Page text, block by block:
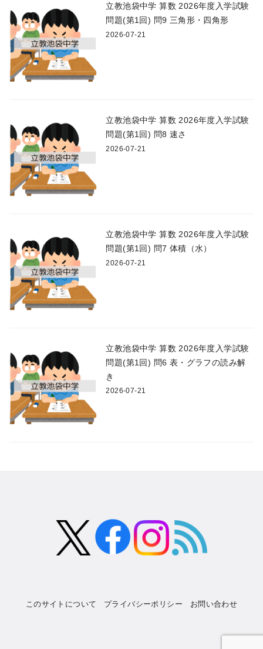
立教池袋中学 算数 2026年度入学試験
問題(第1回) 問9 三角形・四角形
2026-07-21
立教池袋中学 算数 2026年度入学試験
問題(第1回) 問8 速さ
2026-07-21
立教池袋中学 算数 2026年度入学試験
問題(第1回) 問7 体積（水）
2026-07-21
立教池袋中学 算数 2026年度入学試験
問題(第1回) 問6 表・グラフの読み解
き
2026-07-21
このサイトについて プライバシーポリシー お問い合わせ